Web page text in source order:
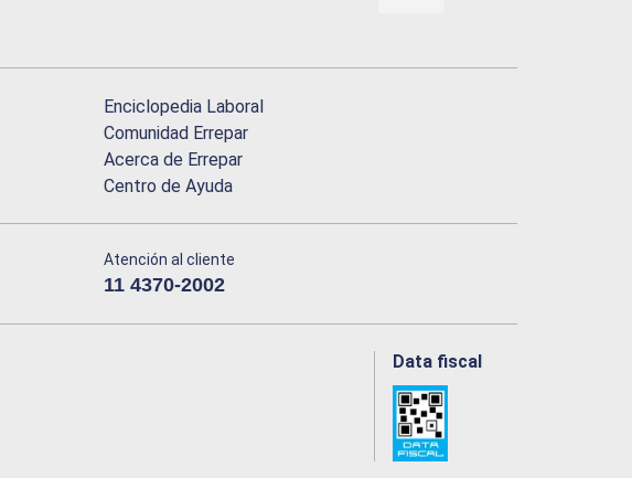
Enciclopedia Laboral
Comunidad Errepar
Acerca de Errepar
Centro de Ayuda
Atención al cliente
11 4370-2002
Data fiscal